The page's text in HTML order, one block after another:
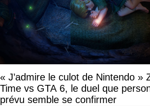
« J’admire le culot de Nintendo »
Time vs GTA 6, le duel que
prévu semble se confirmer